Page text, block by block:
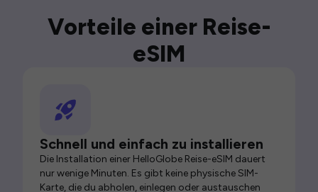
Vorteile einer Reise-
eSIM
Schnell und einfach zu installieren
Die Installation einer HelloGlobe Reise-eSIM dauert
nur wenige Minuten. Es gibt keine physische SIM-
Karte, die du abholen, einlegen oder austauschen